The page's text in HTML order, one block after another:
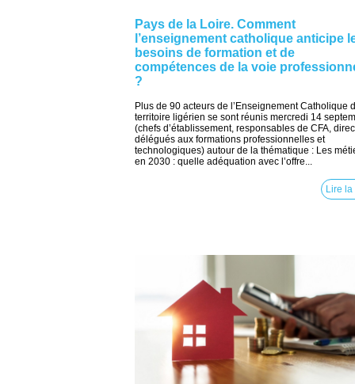
Pays de la Loire. Comment
l’enseignement catholique anticipe
besoins de formation et de
compétences de la voie
?
Plus de 90 acteurs de l’Enseignement Catholique
territoire ligérien se sont réunis mercredi 14
(chefs d’établissement, responsables de CFA,
délégués aux formations professionnelles et
technologiques) autour de la thématique : Les
en 2030 : quelle adéquation avec l’offre...
Lire la